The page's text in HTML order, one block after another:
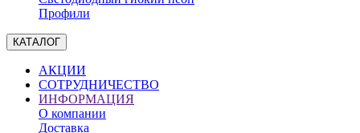
Профили
КАТАЛОГ
АКЦИИ
СОТРУДНИЧЕСТВО
ИНФОРМАЦИЯ
О компании
Доставка